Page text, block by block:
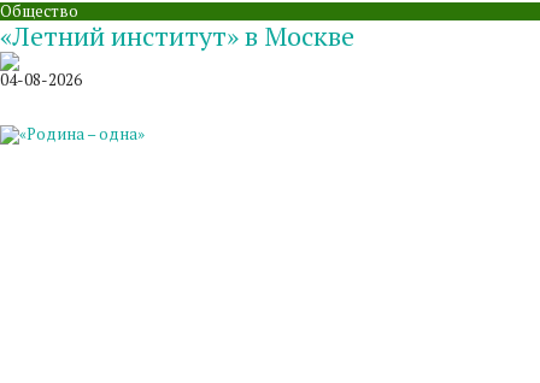
Общество
«Летний институт» в Москве
04-08-2026